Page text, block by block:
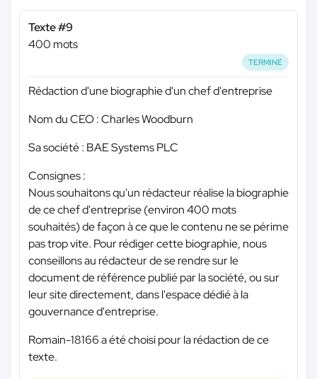
Texte #9
400 mots
TERMINÉ
Rédaction d'une biographie d'un chef d'entreprise
Nom du CEO : Charles Woodburn
Sa société : BAE Systems PLC
Consignes :
Nous souhaitons qu'un rédacteur réalise la biographie
de ce chef d'entreprise (environ 400 mots
souhaités) de façon à ce que le contenu ne se périme
pas trop vite. Pour rédiger cette biographie, nous
conseillons au rédacteur de se rendre sur le
document de référence publié par la société, ou sur
leur site directement, dans l'espace dédié à la
gouvernance d'entreprise.
Romain-18166 a été choisi pour la rédaction de ce
texte.